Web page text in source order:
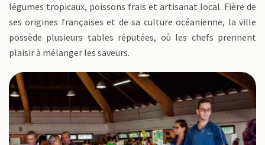
légumes tropicaux, poissons frais et artisanat local. Fière de
ses origines françaises et de sa culture océanienne, la ville
possède plusieurs tables réputées, où les chefs prennent
plaisir à mélanger les saveurs.